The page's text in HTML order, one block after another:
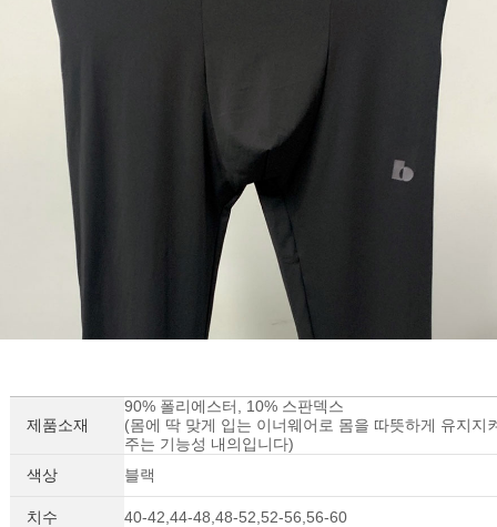
제품소재
90% 폴리에스터, 10% 스판덱스
(몸에 딱 맞게 입는 이너웨어로 몸을 따뜻하게 유지지
주는 기능성 내의입니다)
색상
블랙
치수 40-42,44-48,48-52,52-56,56-60